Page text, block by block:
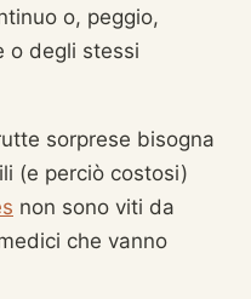
o, peggio,
o degli stessi
sorprese bisogna
(e perciò costosi)
non sono viti da
che vanno